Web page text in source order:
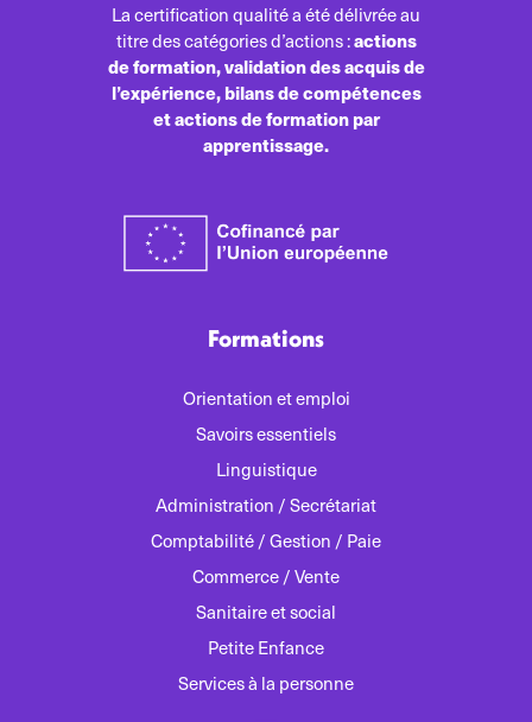
La certification qualité a été délivrée au
titre des catégories d’actions :actions
de formation, validation des acquis de
l’expérience, bilans de compétences
et actions de formation par
apprentissage.
Formations
Orientation et emploi
Savoirs essentiels
Linguistique
Administration / Secrétariat
Comptabilité / Gestion / Paie
Commerce / Vente
Sanitaire et social
Petite Enfance
Services à la personne